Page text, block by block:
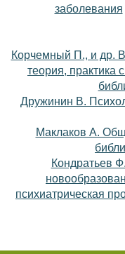
заболевания
Корчемный П., и др.
теория, практика
Дружинин В.
Маклаков А.
Кондратьев
психиатрическая